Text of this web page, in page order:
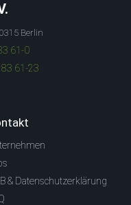
Berlin
61-0
61-23
& Datenschutzerklärung